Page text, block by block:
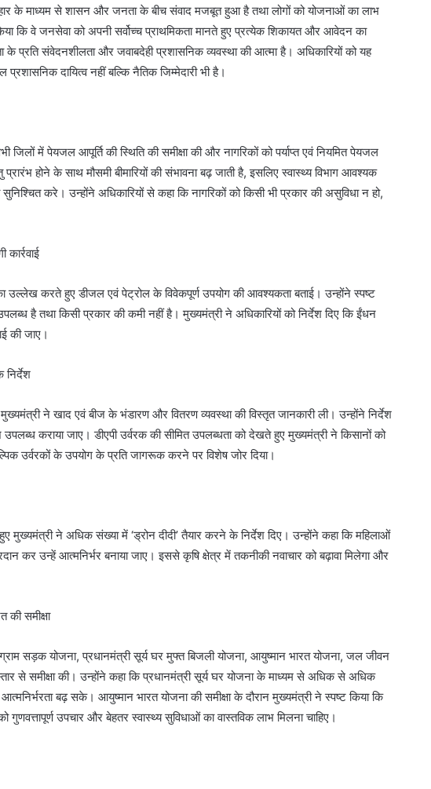
के माध्यम से शासन और जनता के बीच संवाद मजबूत हुआ है तथा लोगों को योजनाओं का लाभ
कि वे जनसेवा को अपनी सर्वोच्च प्राथमिकता मानते हुए प्रत्येक शिकायत और आवेदन का
प्रति संवेदनशीलता और जवाबदेही प्रशासनिक व्यवस्था की आत्मा है। अधिकारियों को यह
दायित्व नहीं बल्कि नैतिक जिम्मेदारी भी है।
जिलों में पेयजल आपूर्ति की स्थिति की समीक्षा की और नागरिकों को पर्याप्त एवं नियमित पेयजल
होने के साथ मौसमी बीमारियों की संभावना बढ़ जाती है, इसलिए स्वास्थ्य विभाग आवश्यक
करे। उन्होंने अधिकारियों से कहा कि नागरिकों को किसी भी प्रकार की असुविधा न हो,
उल्लेख करते हुए डीजल एवं पेट्रोल के विवेकपूर्ण उपयोग की आवश्यकता बताई। उन्होंने स्पष्ट
है तथा किसी प्रकार की कमी नहीं है। मुख्यमंत्री ने अधिकारियों को निर्देश दिए कि ईंधन
की जाए।
ने खाद एवं बीज के भंडारण और वितरण व्यवस्था की विस्तृत जानकारी ली। उन्होंने निर्देश
उपलब्ध कराया जाए। डीएपी उर्वरक की सीमित उपलब्धता को देखते हुए मुख्यमंत्री ने किसानों को
उर्वरकों के उपयोग के प्रति जागरूक करने पर विशेष जोर दिया।
मुख्यमंत्री ने अधिक संख्या में ‘ड्रोन दीदी’ तैयार करने के निर्देश दिए। उन्होंने कहा कि महिलाओं
कर उन्हें आत्मनिर्भर बनाया जाए। इससे कृषि क्षेत्र में तकनीकी नवाचार को बढ़ावा मिलेगा और
समीक्षा
सड़क योजना, प्रधानमंत्री सूर्य घर मुफ्त बिजली योजना, आयुष्मान भारत योजना, जल जीवन
से समीक्षा की। उन्होंने कहा कि प्रधानमंत्री सूर्य घर योजना के माध्यम से अधिक से अधिक
आत्मनिर्भरता बढ़ सके। आयुष्मान भारत योजना की समीक्षा के दौरान मुख्यमंत्री ने स्पष्ट किया कि
गुणवत्तापूर्ण उपचार और बेहतर स्वास्थ्य सुविधाओं का वास्तविक लाभ मिलना चाहिए।